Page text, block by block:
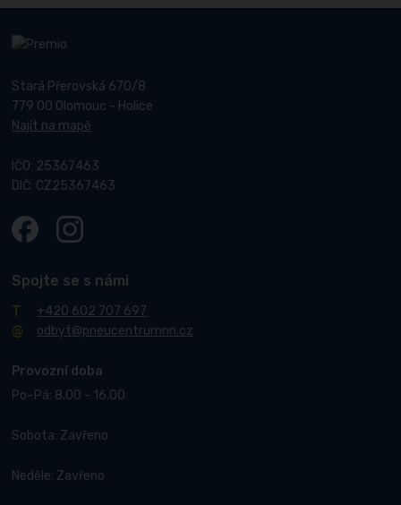
Stará Přerovská 670/8
779 00 Olomouc - Holice
Najít na mapě
IČO: 25367463
DIČ: CZ25367463
Spojte se s námi
+420 602 707 697
odbyt@pneucentrumnn.cz
Provozní doba
Po–Pá: 8.00 - 16.00
Sobota: Zavřeno
Neděle: Zavřeno